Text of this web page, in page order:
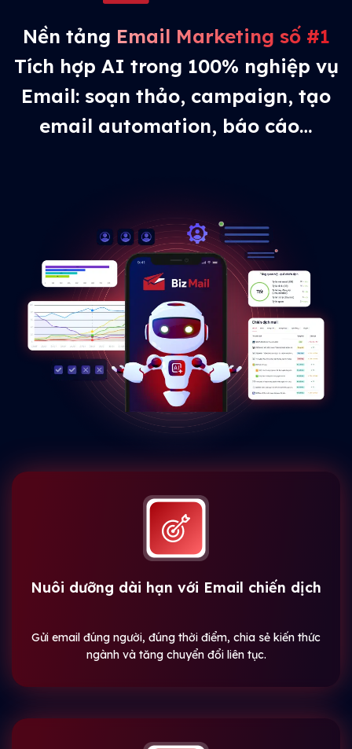
Nền tảng Email Marketing số #1
Tích hợp AI trong 100% nghiệp vụ
Email: soạn thảo, campaign, tạo
email automation, báo cáo…
Nuôi dưỡng dài hạn với Email chiến dịch
Gửi email đúng người, đúng thời điểm, chia sẻ kiến thức
ngành và tăng chuyển đổi liên tục.